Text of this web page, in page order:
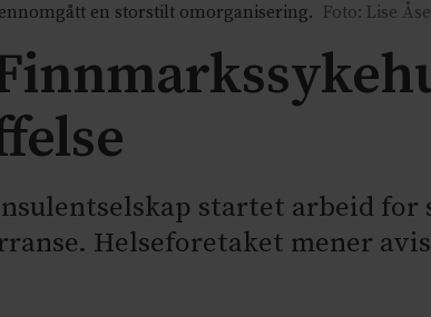
en storstilt omorganisering. Foto: Lise
startet arbeid for
Helseforetaket mener